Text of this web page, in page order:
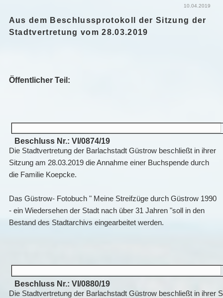
10.04.2019
Aus dem Beschlussprotokoll der Sitzung der
Stadtvertretung vom 28.03.2019
Öffentlicher Teil:
Beschluss Nr.: VI/0874/19
Die Stadtvertretung der Barlachstadt Güstrow beschließt in ihrer
Sitzung am 28.03.2019 die Annahme einer Buchspende durch
die Familie Koepcke.
Das Güstrow- Fotobuch " Meine Streifzüge durch Güstrow 1990
- ein Wiedersehen der Stadt nach über 31 Jahren "soll in den
Bestand des Stadtarchivs eingearbeitet werden.
Beschluss Nr.: VI/0880/19
Die Stadtvertretung der Barlachstadt Güstrow beschließt in ihrer